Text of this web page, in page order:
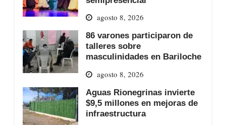
agosto 8, 2026
86 varones participaron de
talleres sobre
masculinidades en Bariloche
agosto 8, 2026
Aguas Rionegrinas invierte
$9,5 millones en mejoras de
infraestructura